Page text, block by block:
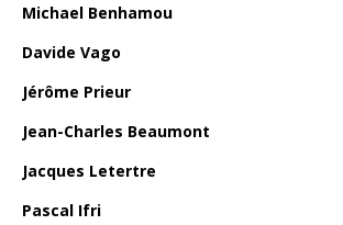
Michael Benhamou
Davide Vago
Jérôme Prieur
Jean-Charles Beaumont
Jacques Letertre
Pascal Ifri